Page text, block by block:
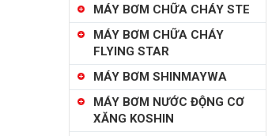
MÁY BƠM CHỮA CHÁY STE
MÁY BƠM CHỮA CHÁY
FLYING STAR
MÁY BƠM SHINMAYWA
MÁY BƠM NƯỚC ĐỘNG CƠ
XĂNG KOSHIN